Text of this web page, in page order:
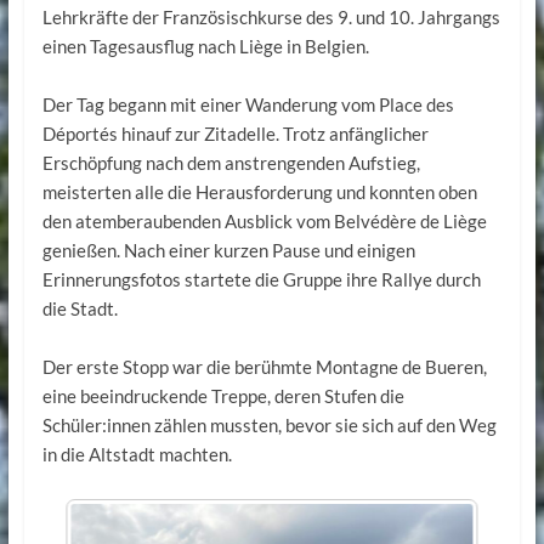
Lehrkräfte der Französischkurse des 9. und 10. Jahrgangs
einen Tagesausflug nach Liège in Belgien.
Der Tag begann mit einer Wanderung vom Place des
Déportés hinauf zur Zitadelle. Trotz anfänglicher
Erschöpfung nach dem anstrengenden Aufstieg,
meisterten alle die Herausforderung und konnten oben
den atemberaubenden Ausblick vom Belvédère de Liège
genießen. Nach einer kurzen Pause und einigen
Erinnerungsfotos startete die Gruppe ihre Rallye durch
die Stadt.
Der erste Stopp war die berühmte Montagne de Bueren,
eine beeindruckende Treppe, deren Stufen die
Schüler:innen zählen mussten, bevor sie sich auf den Weg
in die Altstadt machten.